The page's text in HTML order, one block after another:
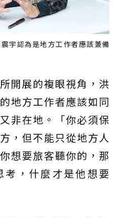
宇認為是地方工作者應該兼備
開展的複眼視角，洪
地方工作者應該如同
非在地。「你必須保
，但不能只從地方人
想要旅客聽你的，那
，什麼才是他想要